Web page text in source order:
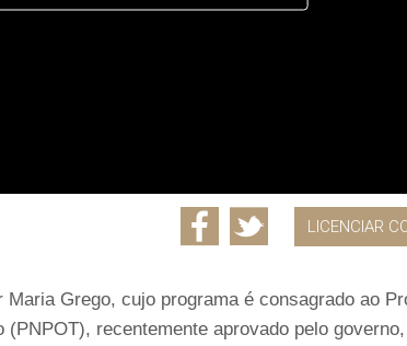
LICENCIAR
Grego, cujo programa é consagrado ao
recentemente aprovado pelo